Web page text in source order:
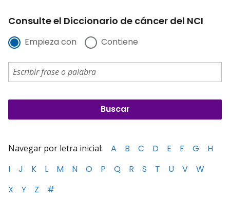
Consulte el Diccionario de cáncer del NCI
Empieza con Contiene
Navegar por letra inicial: A B C D E F G
H
I
J K L M N O P Q R S T U V
W
X
Y Z #